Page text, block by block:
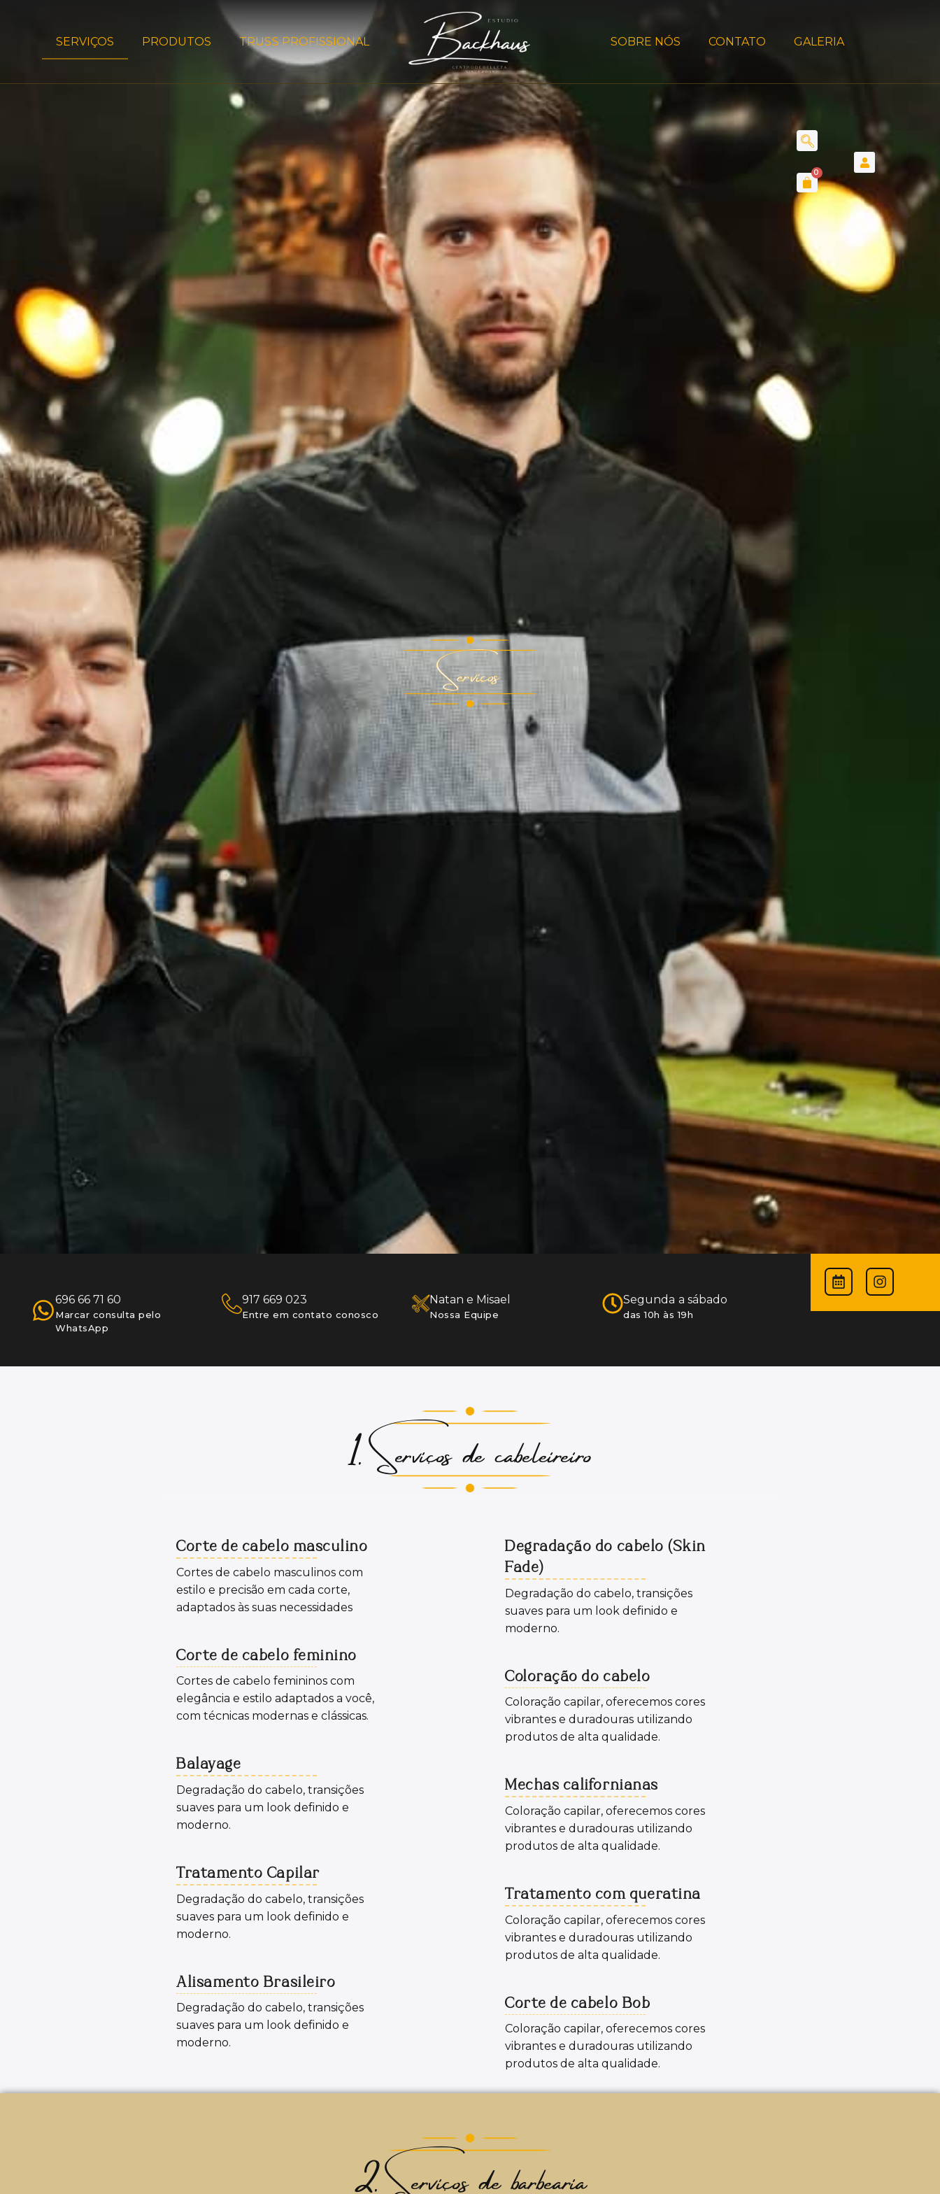
SERVIÇOS PRODUTOS TRUSS PROFISSIONAL SOBRE NÓS CONTATO GALERIA
0
Serviços
696 66 71 60
Marcar consulta pelo
WhatsApp
917 669 023
Entre em contato conosco
Natan e Misael
Nossa Equipe
Segunda a sábado
das 10h às 19h
1. Serviços de cabeleireiro
Corte de cabelo masculino
Cortes de cabelo masculinos com
estilo e precisão em cada corte,
adaptados às suas necessidades
Corte de cabelo feminino
Cortes de cabelo femininos com
elegância e estilo adaptados a você,
com técnicas modernas e clássicas.
Balayage
Degradação do cabelo, transições
suaves para um look definido e
moderno.
Tratamento Capilar
Degradação do cabelo, transições
suaves para um look definido e
moderno.
Alisamento Brasileiro
Degradação do cabelo, transições
suaves para um look definido e
moderno.
Degradação do cabelo (Skin
Fade)
Degradação do cabelo, transições
suaves para um look definido e
moderno.
Coloração do cabelo
Coloração capilar, oferecemos cores
vibrantes e duradouras utilizando
produtos de alta qualidade.
Mechas californianas
Coloração capilar, oferecemos cores
vibrantes e duradouras utilizando
produtos de alta qualidade.
Tratamento com queratina
Coloração capilar, oferecemos cores
vibrantes e duradouras utilizando
produtos de alta qualidade.
Corte de cabelo Bob
Coloração capilar, oferecemos cores
vibrantes e duradouras utilizando
produtos de alta qualidade.
2. Serviços de barbearia